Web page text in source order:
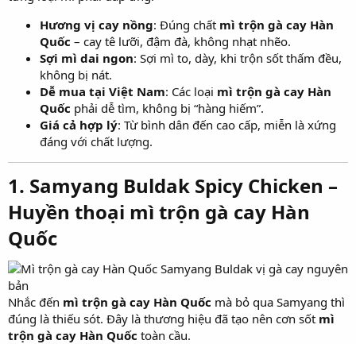
Hương vị cay nồng: Đúng chất mì trộn gà cay Hàn
Quốc – cay tê lưỡi, đậm đà, không nhạt nhẽo.
Sợi mì dai ngon: Sợi mì to, dày, khi trộn sốt thấm đều,
không bị nát.
Dễ mua tại Việt Nam: Các loại mì trộn gà cay Hàn
Quốc phải dễ tìm, không bị “hàng hiếm”.
Giá cả hợp lý: Từ bình dân đến cao cấp, miễn là xứng
đáng với chất lượng.
1. Samyang Buldak Spicy Chicken –
Huyền thoại mì trộn gà cay Hàn
Quốc​
Nhắc đến mì trộn gà cay Hàn Quốc mà bỏ qua Samyang thì
đúng là thiếu sót. Đây là thương hiệu đã tạo nên cơn sốt mì
trộn gà cay Hàn Quốc toàn cầu.